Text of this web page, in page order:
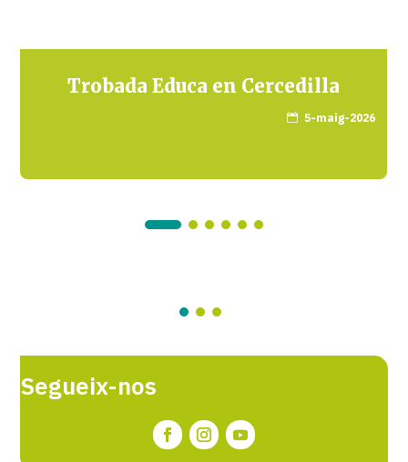
Trobada Educa en Cercedilla
 5-maig-2026
Segueix-nos